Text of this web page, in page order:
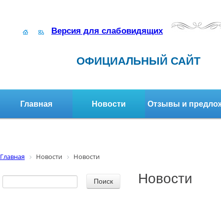
Версия для слабовидящих
ОФИЦИАЛЬНЫЙ САЙТ
Главная Новости Отзывы и
Главная Новости Новости
Новости